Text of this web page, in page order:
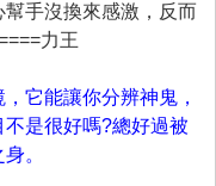
手沒換來感激，反而
力王
它能讓你分辨神鬼，
是很好嗎?總好過被
。